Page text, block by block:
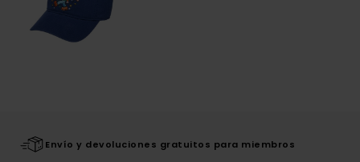
Envío y devoluciones gratuitos para miembros